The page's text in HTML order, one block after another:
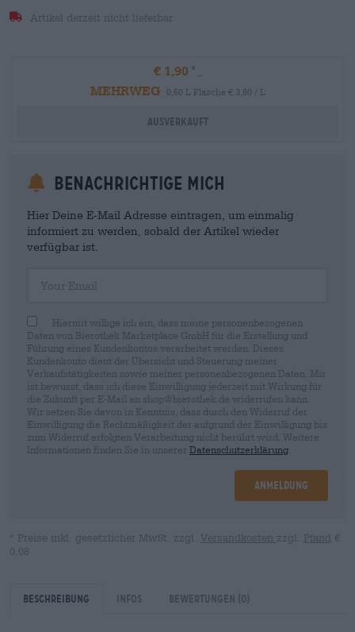
Artikel derzeit nicht lieferbar
€ 1,90
MEHRWEG
0,50 L Flasche € 3,80 / L
Ausverkauft
Benachrichtige mich
Hier Deine E-Mail Adresse eintragen, um einmalig
informiert zu werden, sobald der Artikel wieder
verfügbar ist.
Hiermit willige ich ein, dass meine personenbezogenen
Daten von Bierothek Marketplace GmbH für die Erstellung und
Führung eines Kundenkontos verarbeitet werden. Dieses
Kundenkonto dient der Übersicht und Steuerung meiner
Verkaufstätigkeiten sowie meiner personenbezogenen Daten. Mir
ist bewusst, dass ich diese Einwilligung jederzeit mit Wirkung für
die Zukunft per E-Mail an shop@bierothek.de widerrufen kann.
Wir setzen Sie davon in Kenntnis, dass durch den Widerruf der
Einwilligung die Rechtmäßigkeit der aufgrund der Einwilligung bis
zum Widerruf erfolgten Verarbeitung nicht berührt wird. Weitere
Informationen finden Sie in unserer Datenschutzerklärung
Anmeldung
* Preise inkl. gesetzlicher MwSt. zzgl. Versandkosten zzgl. Pfand €
0,08
Beschreibung Infos Bewertungen (0)